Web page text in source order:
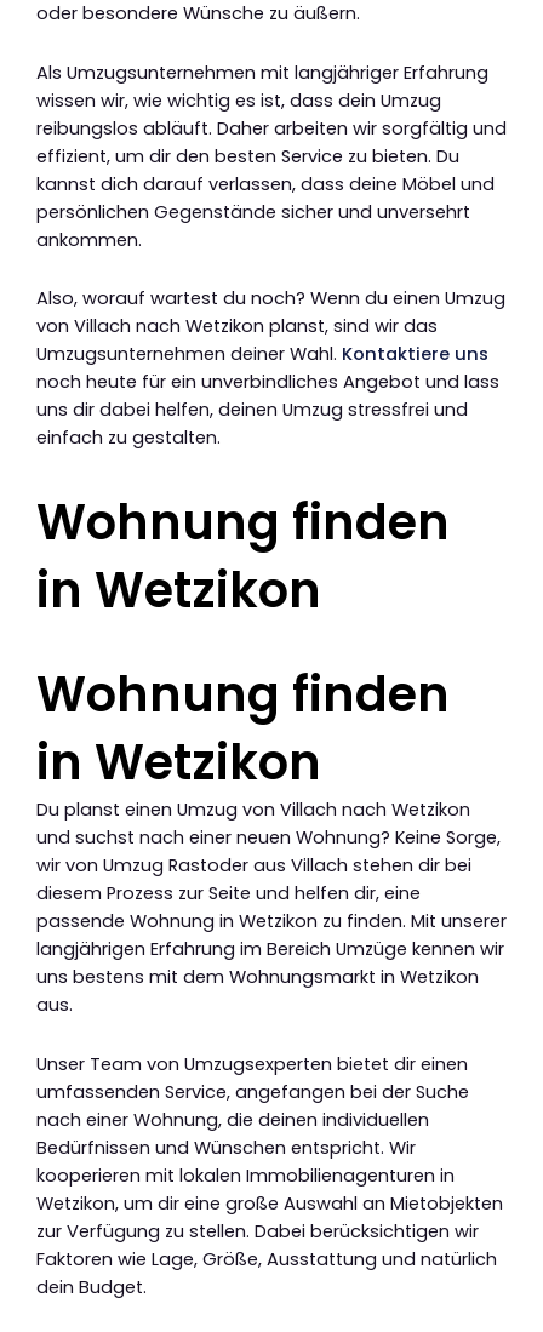
oder besondere Wünsche zu äußern.
Als Umzugsunternehmen mit langjähriger Erfahrung
wissen wir, wie wichtig es ist, dass dein Umzug
reibungslos abläuft. Daher arbeiten wir sorgfältig und
effizient, um dir den besten Service zu bieten. Du
kannst dich darauf verlassen, dass deine Möbel und
persönlichen Gegenstände sicher und unversehrt
ankommen.
Also, worauf wartest du noch? Wenn du einen Umzug
von Villach nach Wetzikon planst, sind wir das
Umzugsunternehmen deiner Wahl. Kontaktiere uns
noch heute für ein unverbindliches Angebot und lass
uns dir dabei helfen, deinen Umzug stressfrei und
einfach zu gestalten.
Wohnung finden
in Wetzikon
Wohnung finden
in Wetzikon
Du planst einen Umzug von Villach nach Wetzikon
und suchst nach einer neuen Wohnung? Keine Sorge,
wir von Umzug Rastoder aus Villach stehen dir bei
diesem Prozess zur Seite und helfen dir, eine
passende Wohnung in Wetzikon zu finden. Mit unserer
langjährigen Erfahrung im Bereich Umzüge kennen wir
uns bestens mit dem Wohnungsmarkt in Wetzikon
aus.
Unser Team von Umzugsexperten bietet dir einen
umfassenden Service, angefangen bei der Suche
nach einer Wohnung, die deinen individuellen
Bedürfnissen und Wünschen entspricht. Wir
kooperieren mit lokalen Immobilienagenturen in
Wetzikon, um dir eine große Auswahl an Mietobjekten
zur Verfügung zu stellen. Dabei berücksichtigen wir
Faktoren wie Lage, Größe, Ausstattung und natürlich
dein Budget.